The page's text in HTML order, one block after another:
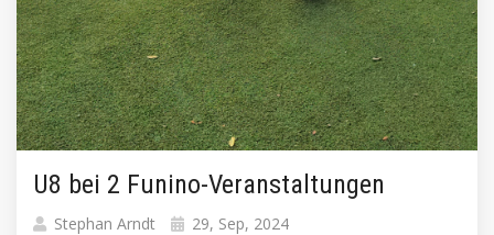
U8 bei 2 Funino-Veranstaltungen
Stephan Arndt
29, Sep, 2024